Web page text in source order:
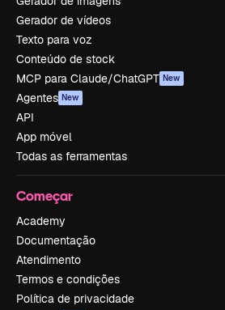
Gerador de vídeos
Texto para voz
Conteúdo de stock
MCP para Claude/ChatGPT New
Agentes New
API
App móvel
Todas as ferramentas
Começar
Academy
Documentação
Atendimento
Termos e condições
Política de privacidade